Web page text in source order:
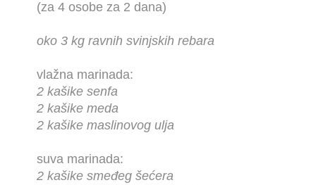
(za 4 osobe za 2 dana)
oko 3 kg ravnih svinjskih rebara
vlažna marinada:
2 kašike senfa
2 kašike meda
2 kašike maslinovog ulja
suva marinada:
2 kašike smeđeg šećera